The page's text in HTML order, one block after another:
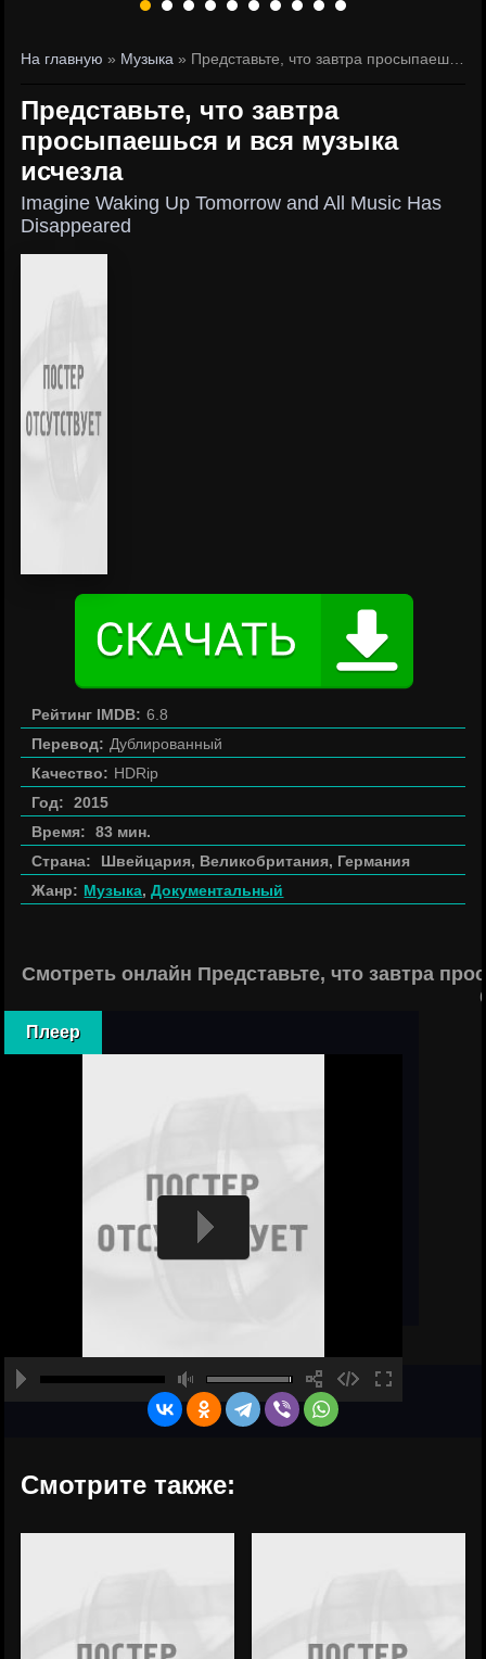
На главную » Музыка » Представьте, что завтра просыпаешься и вся музыка исчезла
Представьте, что завтра
просыпаешься и вся музыка
исчезла
Imagine Waking Up Tomorrow and All Music Has
Disappeared
Рейтинг IMDB: 6.8
Перевод: Дублированный
Качество: HDRip
Год:
2015
Время:
83 мин.
Страна:
Швейцария, Великобритания, Германия
Жанр: Музыка,Документальный
Смотреть онлайн Представьте, что завтра
Плеер
Смотрите также: